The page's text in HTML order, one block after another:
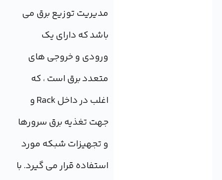
مدیریت توزیع برق می
باشد که دارای یک
ورودی و خروجی های
متعدد برق است ، که
اغلب در داخل Rack و
جهت تغذیه برق سرورها
و تجهیزات شبکه مورد
استفاده قرار می گیرد. با